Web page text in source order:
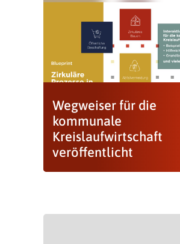
Wegweiser für die
kommunale
Kreislaufwirtschaft
veröffentlicht